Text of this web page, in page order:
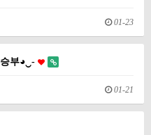
01-23
부◕‿-
01-21